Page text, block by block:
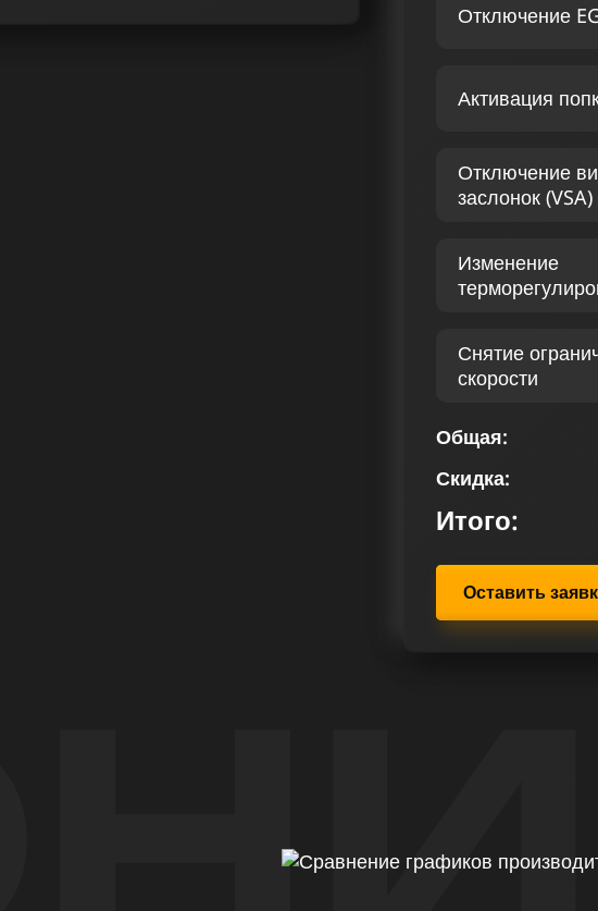
Отключение
Активация
Отключение
заслонок (VSA)
Изменение
Снятие
скорости
Общая:
Скидка:
Итого:
Оставить